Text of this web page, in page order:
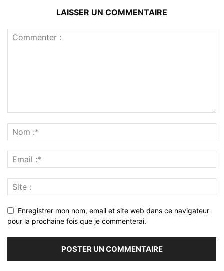
LAISSER UN COMMENTAIRE
Enregistrer mon nom, email et site web dans ce navigateur
pour la prochaine fois que je commenterai.